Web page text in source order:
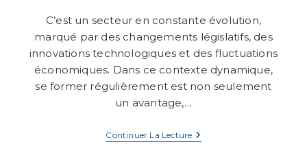
publication :
C’est un secteur en constante évolution,
marqué par des changements législatifs, des
innovations technologiques et des fluctuations
économiques. Dans ce contexte dynamique,
se former régulièrement est non seulement
un avantage,…
Continuer La LecturePourquoi
Se